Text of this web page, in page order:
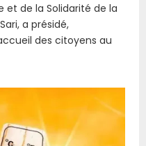
et de la Solidarité de la
a présidé,
des citoyens au